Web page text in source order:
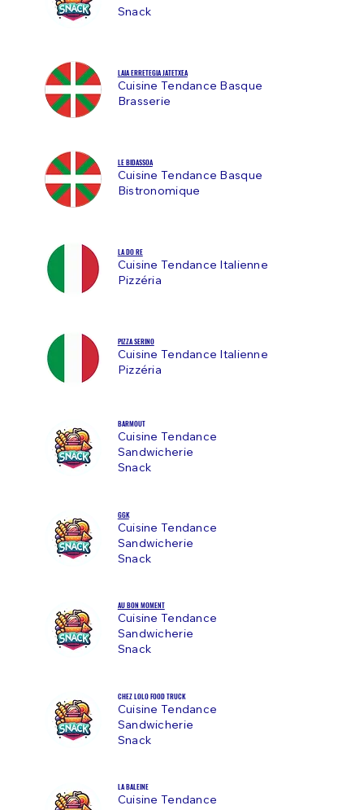
Snack
LAIA ERRETEGIA JATETXEA
Cuisine Tendance Basque
Brasserie
LE BIDASSOA
Cuisine Tendance Basque
Bistronomique
LA DO RE
Cuisine Tendance Italienne
Pizzéria
PIZZA SERINO
Cuisine Tendance Italienne
Pizzéria
BARMOUT
Cuisine Tendance
Sandwicherie
Snack
GGK
Cuisine Tendance
Sandwicherie
Snack
AU BON MOMENT
Cuisine Tendance
Sandwicherie
Snack
CHEZ LOLO FOOD TRUCK
Cuisine Tendance
Sandwicherie
Snack
LA BALEINE
Cuisine Tendance